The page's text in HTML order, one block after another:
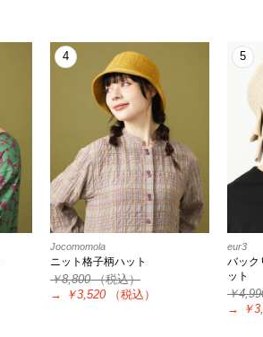
4
Jocomomola
ニット格子柄ハット
￥8,800（税込）
→
￥3,520 （税込）
5
eur3
バック
ット
￥
→
￥